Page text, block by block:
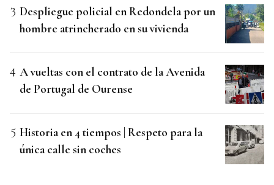
Despliegue policial en Redondela por un
hombre atrincherado en su vivienda
A vueltas con el contrato de la Avenida
de Portugal de Ourense
Historia en 4 tiempos | Respeto para la
única calle sin coches